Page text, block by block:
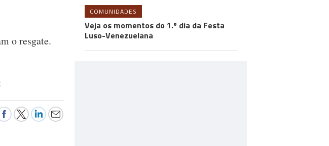
o resgate.
COMUNIDADES
Veja os momentos do 1.º dia da Festa
Luso-Venezuelana